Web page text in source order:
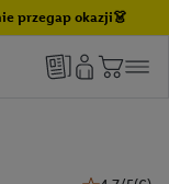
przegap okazji👗